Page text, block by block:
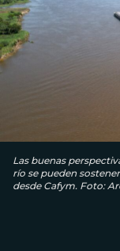
Las buenas
río se pueden
desde Cafym. Foto: